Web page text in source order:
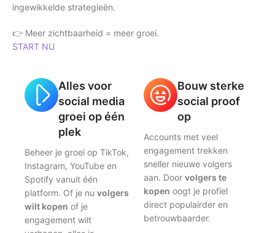
ingewikkelde strategieën.
👉 Meer zichtbaarheid = meer groei.
START NU
Alles voor
social media
groei op één
plek
Beheer je groei op TikTok,
Instagram, YouTube en
Spotify vanuit één
platform. Of je nu volgers
wilt kopen of je
engagement wilt
Bouw sterke
social proof
op
Accounts met veel
engagement trekken
sneller nieuwe volgers
aan. Door volgers te
kopen oogt je profiel
direct populairder en
betrouwbaarder.